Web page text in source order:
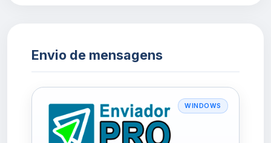
Envio de mensagens
WINDOWS